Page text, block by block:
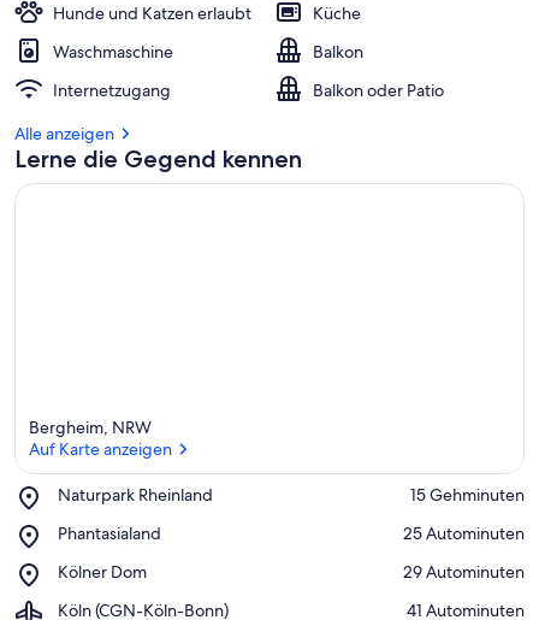
Hunde und Katzen erlaubt
Küche
Waschmaschine
Balkon
Internetzugang
Balkon oder Patio
Alle anzeigen
Lerne die Gegend kennen
Bergheim, NRW
Auf Karte anzeigen
Naturpark Rheinland
Place,
Rheinland
‪15 Gehminuten‬
Phantasialand
Place,
‪25 Autominuten‬
Kölner Dom
Place,
Dom
‪29 Autominuten‬
Köln (CGN-Köln-Bonn)
Airport,
‪41 Autominuten‬